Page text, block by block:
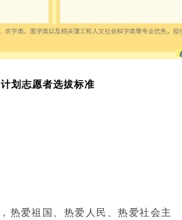
划志愿者选拔标准
热爱祖国、热爱人民、热爱社会主